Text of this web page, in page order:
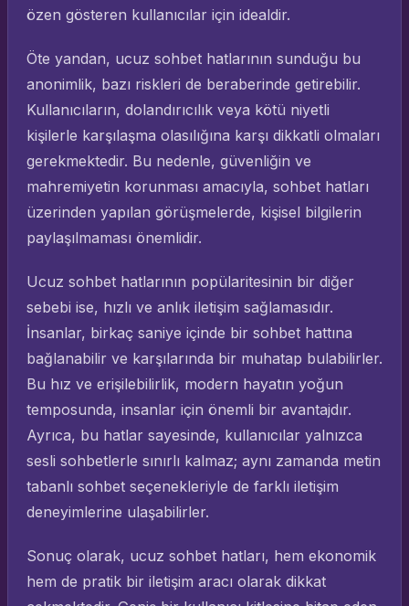
özen gösteren kullanıcılar için idealdir.
Öte yandan, ucuz sohbet hatlarının sunduğu bu
anonimlik, bazı riskleri de beraberinde getirebilir.
Kullanıcıların, dolandırıcılık veya kötü niyetli
kişilerle karşılaşma olasılığına karşı dikkatli olmaları
gerekmektedir. Bu nedenle, güvenliğin ve
mahremiyetin korunması amacıyla, sohbet hatları
üzerinden yapılan görüşmelerde, kişisel bilgilerin
paylaşılmaması önemlidir.
Ucuz sohbet hatlarının popülaritesinin bir diğer
sebebi ise, hızlı ve anlık iletişim sağlamasıdır.
İnsanlar, birkaç saniye içinde bir sohbet hattına
bağlanabilir ve karşılarında bir muhatap bulabilirler.
Bu hız ve erişilebilirlik, modern hayatın yoğun
temposunda, insanlar için önemli bir avantajdır.
Ayrıca, bu hatlar sayesinde, kullanıcılar yalnızca
sesli sohbetlerle sınırlı kalmaz; aynı zamanda metin
tabanlı sohbet seçenekleriyle de farklı iletişim
deneyimlerine ulaşabilirler.
Sonuç olarak, ucuz sohbet hatları, hem ekonomik
hem de pratik bir iletişim aracı olarak dikkat